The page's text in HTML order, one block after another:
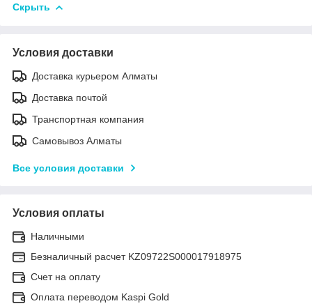
Скрыть
Условия доставки
Доставка курьером Алматы
Доставка почтой
Транспортная компания
Самовывоз Алматы
Все условия доставки
Условия оплаты
Наличными
Безналичный расчет KZ09722S000017918975
Счет на оплату
Оплата переводом Kaspi Gold